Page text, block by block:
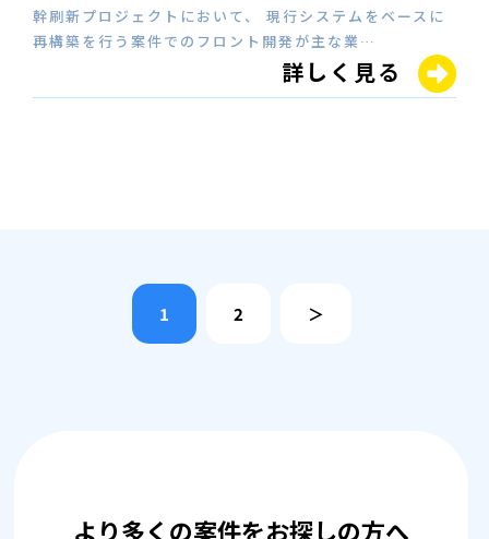
幹刷新プロジェクトにおいて、 現行システムをベースに
再構築を行う案件でのフロント開発が主な業…
詳しく見る
1 2 ＞
より多くの案件をお探しの方へ